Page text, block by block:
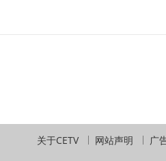
关于CETV 网站声明 广